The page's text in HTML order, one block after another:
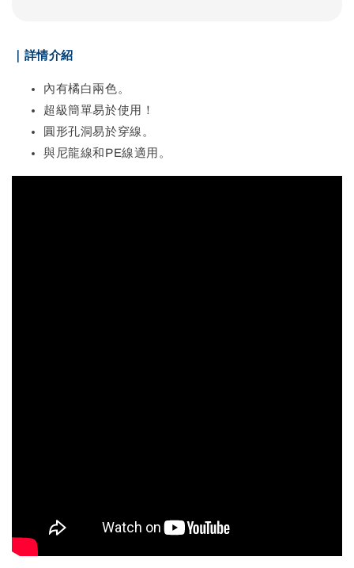
｜詳情介紹
內有橘白兩色。
超級簡單易於使用！
圓形孔洞易於穿線。
與尼龍線和PE線適用。